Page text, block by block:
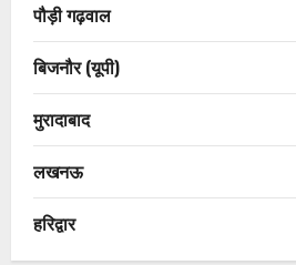
पौड़ी गढ़वाल
बिजनौर (यूपी)
मुरादाबाद
लखनऊ
हरिद्वार